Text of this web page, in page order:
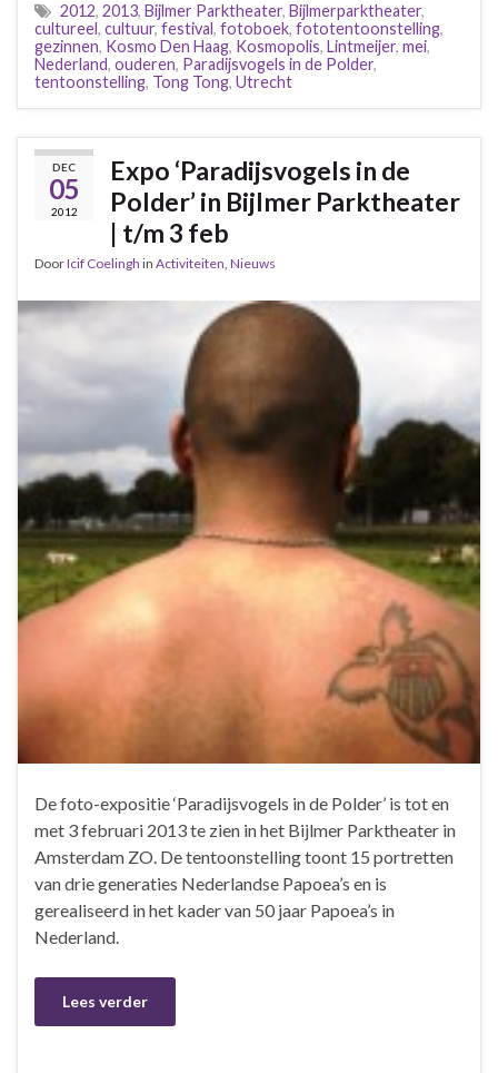
2012, 2013, Bijlmer Parktheater, Bijlmerparktheater,
cultureel, cultuur, festival, fotoboek, fototentoonstelling,
gezinnen, Kosmo Den Haag, Kosmopolis, Lintmeijer, mei,
Nederland, ouderen, Paradijsvogels in de Polder,
tentoonstelling, Tong Tong, Utrecht
DEC
05
2012
Expo ‘Paradijsvogels in de
Polder’ in Bijlmer Parktheater
| t/m 3 feb
DoorIcif Coelingh in Activiteiten, Nieuws
De foto-expositie ‘Paradijsvogels in de Polder’ is tot en
met 3 februari 2013 te zien in het Bijlmer Parktheater in
Amsterdam ZO. De tentoonstelling toont 15 portretten
van drie generaties Nederlandse Papoea’s en is
gerealiseerd in het kader van 50 jaar Papoea’s in
Nederland.
Lees verder